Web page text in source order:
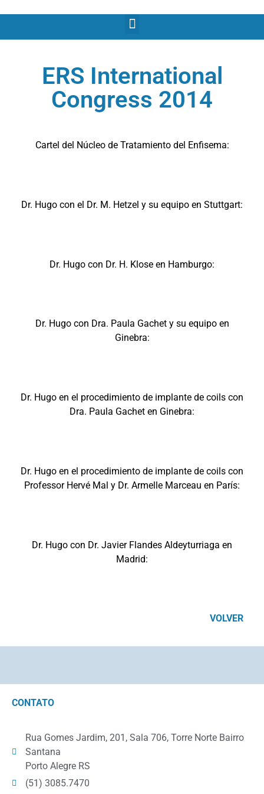
ERS International
Congress 2014
Cartel del Núcleo de Tratamiento del Enfisema:
Dr. Hugo con el Dr. M. Hetzel y su equipo en Stuttgart:
Dr. Hugo con Dr. H. Klose en Hamburgo:
Dr. Hugo con Dra. Paula Gachet y su equipo en
Ginebra:
Dr. Hugo en el procedimiento de implante de coils con
Dra. Paula Gachet en Ginebra:
Dr. Hugo en el procedimiento de implante de coils con
Professor Hervé Mal y Dr. Armelle Marceau en París:
Dr. Hugo con Dr. Javier Flandes Aldeyturriaga en
Madrid:
VOLVER
CONTATO
Rua Gomes Jardim, 201, Sala 706, Torre Norte Bairro
Santana
Porto Alegre RS
(51) 3085.7470